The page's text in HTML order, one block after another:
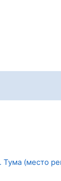
Тума (место